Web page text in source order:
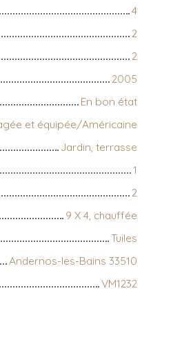
4
2
2
2005
En bon état
et équipée/Américaine
Jardin, terrasse
1
2
9 X 4, chauffée
Tuiles
Andernos-les-Bains 33510
VM1232